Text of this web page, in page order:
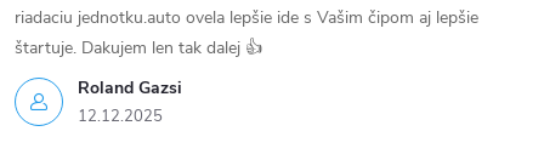
Roland Gazsi
12.12.2025
riadaciu jednotku.auto ovela lepšie ide s Vašim čipom aj lepšie
štartuje. Dakujem len tak dalej 👍